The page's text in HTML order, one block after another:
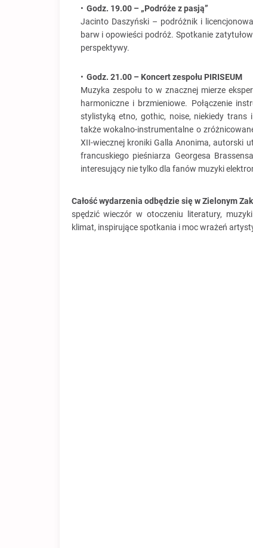
Godz. 19.00 – „Podróże z pasją”
Jacinto Daszyński – podróżnik i
barw i opowieści podróż. Spotkanie
perspektywy.
Godz. 21.00 – Koncert zespołu PIRISEUM
Muzyka zespołu to w znacznej mierze
harmoniczne i brzmieniowe. Połączenie
stylistyką etno, gothic, noise, niekiedy
także wokalno-instrumentalne o
XII-wiecznej kroniki Galla Anonima, autorski
francuskiego pieśniarza Georgesa
interesujący nie tylko dla fanów muzyki
Całość wydarzenia odbędzie się w Zielonym
spędzić wieczór w otoczeniu literatury,
klimat, inspirujące spotkania i moc wrażeń